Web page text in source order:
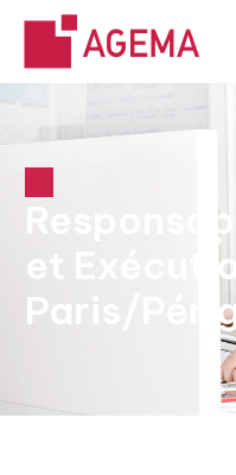
et
Paris/